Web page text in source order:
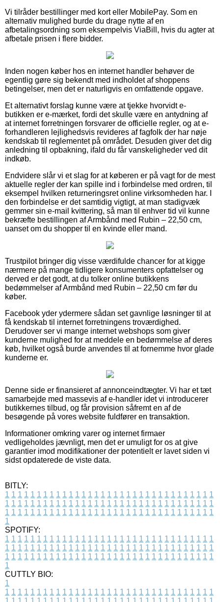
Vi tilråder bestillinger med kort eller MobilePay. Som en
alternativ mulighed burde du drage nytte af en
afbetalingsordning som eksempelvis ViaBill, hvis du agter at
afbetale prisen i flere bidder.
Inden nogen køber hos en internet handler behøver de
egentlig gøre sig bekendt med indholdet af shoppens
betingelser, men det er naturligvis en omfattende opgave.
Et alternativt forslag kunne være at tjekke hvorvidt e-
butikken er e-mærket, fordi det skulle være en antydning af
at internet forretningen forsvarer de officielle regler, og at e-
forhandleren lejlighedsvis revideres af fagfolk der har nøje
kendskab til reglementet på området. Desuden giver det dig
anledning til opbakning, ifald du får vanskeligheder ved dit
indkøb.
Endvidere slår vi et slag for at køberen er på vagt for de mest
aktuelle regler der kan spille ind i forbindelse med ordren, til
eksempel hvilken returneringsret online virksomheden har. I
den forbindelse er det samtidig vigtigt, at man stadigvæk
gemmer sin e-mail kvittering, så man til enhver tid vil kunne
bekræfte bestillingen af Armbånd med Rubin – 22,50 cm,
uanset om du shopper til en kvinde eller mand.
Trustpilot bringer dig visse værdifulde chancer for at kigge
nærmere på mange tidligere konsumenters opfattelser og
derved er det godt, at du tolker online butikkens
bedømmelser af Armbånd med Rubin – 22,50 cm før du
køber.
Facebook yder ydermere sådan set gavnlige løsninger til at
få kendskab til internet forretningens troværdighed.
Derudover ser vi mange internet webshops som giver
kunderne mulighed for at meddele en bedømmelse af deres
køb, hvilket også burde anvendes til at fornemme hvor glade
kunderne er.
Denne side er finansieret af annonceindtægter. Vi har et tæt
samarbejde med massevis af e-handler idet vi introducerer
butikkernes tilbud, og får provision såfremt en af de
besøgende på vores website fuldfører en transaktion.
Informationer omkring varer og internet firmaer
vedligeholdes jævnligt, men det er umuligt for os at give
garantier imod modifikationer der potentielt er lavet siden vi
sidst opdaterede de viste data.
BITLY:
1 1 1 1 1 1 1 1 1 1 1 1 1 1 1 1 1 1 1 1 1 1 1 1 1 1 1 1 1 1 1 1 1
1 1 1 1 1 1 1 1 1 1 1 1 1 1 1 1 1 1 1 1 1 1 1 1 1 1 1 1 1 1 1 1 1
1 1 1 1 1 1 1 1 1 1 1 1 1 1 1 1 1 1 1 1 1 1 1 1 1 1 1 1 1 1 1 1 1
1
SPOTIFY:
1 1 1 1 1 1 1 1 1 1 1 1 1 1 1 1 1 1 1 1 1 1 1 1 1 1 1 1 1 1 1 1 1
1 1 1 1 1 1 1 1 1 1 1 1 1 1 1 1 1 1 1 1 1 1 1 1 1 1 1 1 1 1 1 1 1
1 1 1 1 1 1 1 1 1 1 1 1 1 1 1 1 1 1 1 1 1 1 1 1 1 1 1 1 1 1 1 1 1
1
CUTTLY BIO:
1
1 1 1 1 1 1 1 1 1 1 1 1 1 1 1 1 1 1 1 1 1 1 1 1 1 1 1 1 1 1 1 1 1